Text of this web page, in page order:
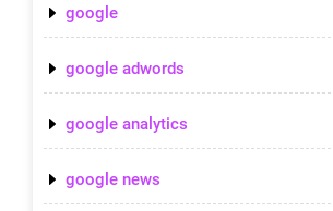
google
google adwords
google analytics
google news